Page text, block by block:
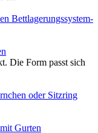
Bettlagerungssystem-
Die Form passt sich
oder Sitzring